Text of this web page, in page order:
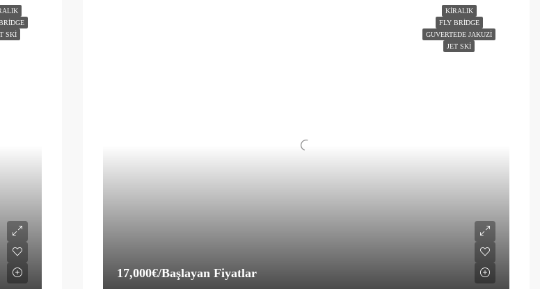
SKI
KIRALIK
FLY BRIDGE
GUVERTEDE JAKUZI
JET SKI
17,000€/Başlayan Fiyatlar